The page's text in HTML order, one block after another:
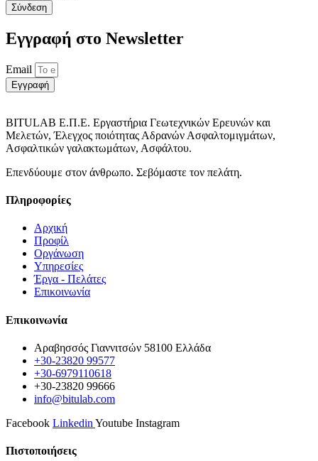
Σύνδεση
Εγγραφή στο Νewsletter
Email
Εγγραφή
BITULAB Ε.Π.Ε. Εργαστήρια Γεωτεχνικών Ερευνών και
Μελετών, Έλεγχος ποιότητας Αδρανών Ασφαλτομιγμάτων,
Ασφαλτικών γαλακτωμάτων, Ασφάλτου.
Επενδύουμε στον άνθρωπο. Σεβόμαστε τον πελάτη.
Πληροφορίες
Αρχική
Προφίλ
Οργάνωση
Υπηρεσίες
Έργα - Πελάτες
Επικοινωνία
Επικοινωνία
Αραβησσός Γιαννιτσών 58100 Ελλάδα
+30-23820 99577
+30-6979110618
+30-23820 99666
info@bitulab.com
Facebook Linkedin Youtube Instagram
Πιστοποιήσεις